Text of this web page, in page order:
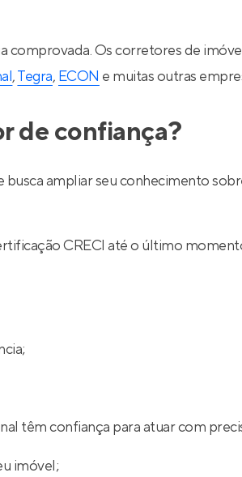
comprovada. Os corretores de
,Tegra, ECON e muitas outras
de confiança?
ampliar seu conhecimento
CRECI até o último
têm confiança para atuar com
imóvel;